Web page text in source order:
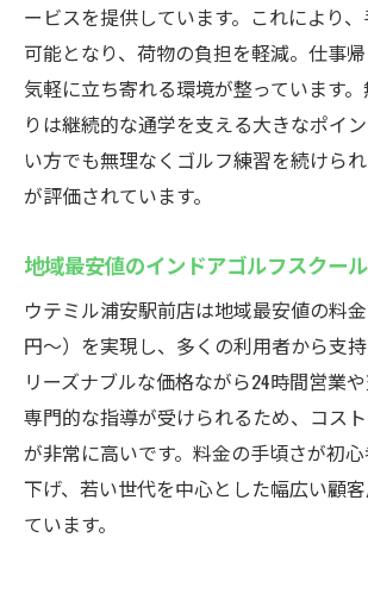
無料バック預かりで仕事帰り
いつでも利用できるので習慣
駅近で深夜も安心して通える
初心者も安心の浦安駅前ゴルフス
インドアゴルフスクールは初
が充実
個別レッスンで基礎からしっ
最新シミュレーターで楽しく
若い世代の仲間と一緒に成長
無料体験や見学で気軽にスタ
駅から近くて継続しやすい初
浦安駅前で快適なインドアゴルフ
インドアゴルフスクールで季
ービスを提供しています。これにより
可能となり、荷物の負担を軽減。仕事
気軽に立ち寄れる環境が整っています
りは継続的な通学を支える大きなポイ
い方でも無理なくゴルフ練習を続けら
が評価されています。
地域最安値のインドアゴルフスクー
ウテミル浦安駅前店は地域最安値の料
円〜）を実現し、多くの利用者から支持
リーズナブルな価格ながら24時間営業や
専門的な指導が受けられるため、コス
が非常に高いです。料金の手頃さが初
下げ、若い世代を中心とした幅広い顧
ています。